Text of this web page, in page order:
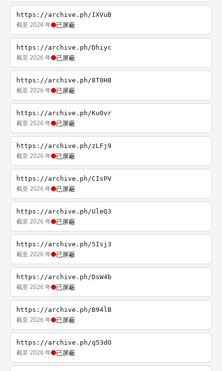
https://archive.ph/IXVuB
截至 2026 年 已屏蔽
https://archive.ph/Dhiyc
截至 2026 年 已屏蔽
https://archive.ph/8T0H8
截至 2026 年 已屏蔽
https://archive.ph/Ku0vr
截至 2026 年 已屏蔽
https://archive.ph/zLFj9
截至 2026 年 已屏蔽
https://archive.ph/CIsPV
截至 2026 年 已屏蔽
https://archive.ph/UleQ3
截至 2026 年 已屏蔽
https://archive.ph/5Isj3
截至 2026 年 已屏蔽
https://archive.ph/DsW4b
截至 2026 年 已屏蔽
https://archive.ph/B94lB
截至 2026 年 已屏蔽
https://archive.ph/q53dO
截至 2026 年 已屏蔽